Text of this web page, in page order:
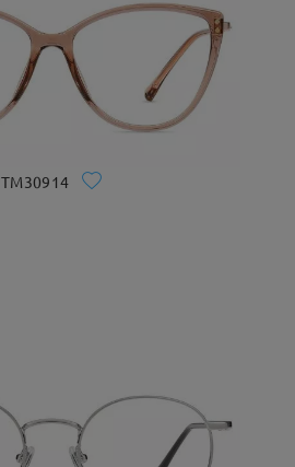
TM30914